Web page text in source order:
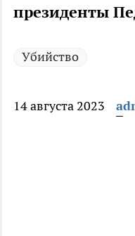
президенты
Убийство
14 августа 2023